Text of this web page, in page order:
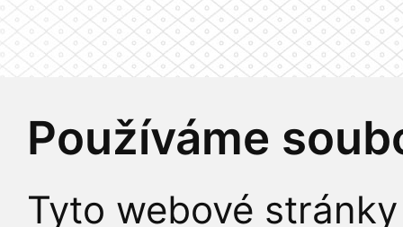
Používáme
Tyto webové